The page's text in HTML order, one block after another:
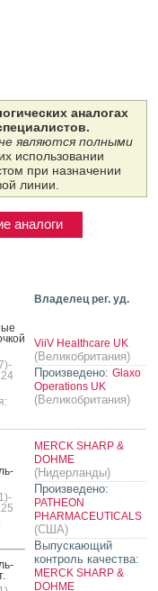
аналогах
являются полными
использовании
при назначении
линии.
аналоги
Владелец рег. уд.
ViiV Healthcare UK
(Великобритания)
Произведено: Glaxo
Operations UK
(Великобритания)
MERCK SHARP &
DOHME
(Нидерланды)
Произведено:
PATHEON
PHARMACEUTICALS
(США)
Выпускающий
контроль качества:
MERCK SHARP &
DOHME